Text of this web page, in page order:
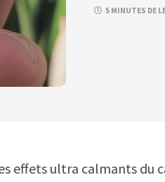
5 MINUTES DE
effets ultra calmants du